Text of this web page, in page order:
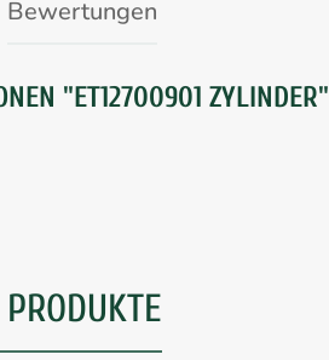
Bewertungen
"ET12700901 ZYLINDER"